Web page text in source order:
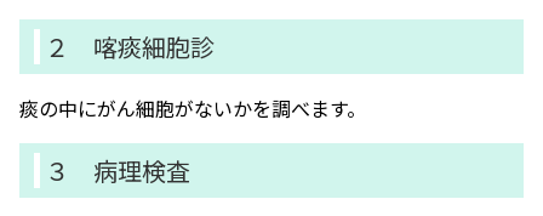
２ 喀痰細胞診
痰の中にがん細胞がないかを調べます。
３ 病理検査